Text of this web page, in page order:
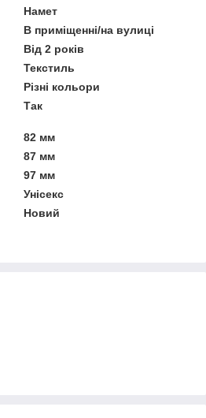
Намет
В приміщенні/на вулиці
Від 2 років
Текстиль
Різні кольори
Так
82 мм
87 мм
97 мм
Унісекс
Новий